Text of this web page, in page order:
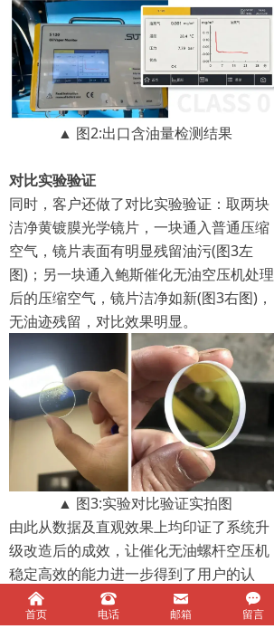
▲ 图2:出口含油量检测结果
对比实验验证
同时，客户还做了对比实验验证：取两块
洁净黄镀膜光学镜片，一块通入普通压缩
空气，镜片表面有明显残留油污(图3左
图)；另一块通入鲍斯催化无油空压机处理
后的压缩空气，镜片洁净如新(图3右图)，
无油迹残留，对比效果明显。
▲ 图3:实验对比验证实拍图
由此从数据及直观效果上均印证了系统升
级改造后的成效，让催化无油螺杆空压机
稳定高效的能力进一步得到了用户的认
可。낀
首页
뀰
电话
낂
邮箱
끁
留言